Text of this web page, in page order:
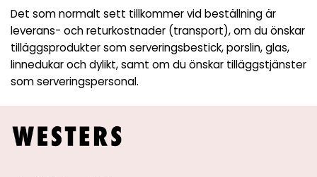
Det som normalt sett tillkommer vid beställning är
leverans- och returkostnader (transport), om du önskar
tilläggsprodukter som serveringsbestick, porslin, glas,
linnedukar och dylikt, samt om du önskar tilläggstjänster
som serveringspersonal.